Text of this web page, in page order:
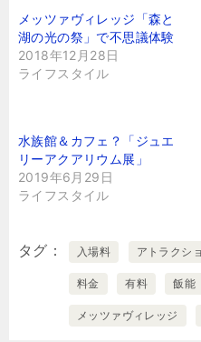
メッツァヴィレッジ「森と
湖の光の祭」で不思議体験
2018年12月28日
ライフスタイル
水族館＆カフェ？「ジュエ
リーアクアリウム展」
2019年6月29日
ライフスタイル
タグ 入場料 アトラクシ
料金 有料 飯能
メッツァヴィレッジ